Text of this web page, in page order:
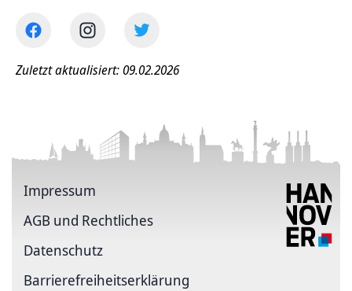
Zuletzt aktualisiert: 09.02.2026
Impressum
AGB und Rechtliches
Datenschutz
Barriere­freiheits­erklärung